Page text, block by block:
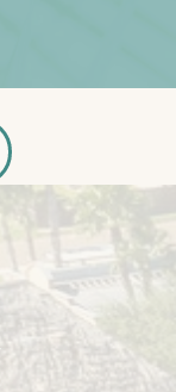
z a ione s